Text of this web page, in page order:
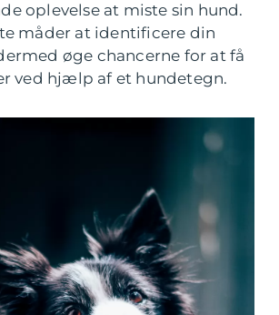
oplevelse at miste sin hund.
måder at identificere din
øge chancerne for at få
ved hjælp af et hundetegn.